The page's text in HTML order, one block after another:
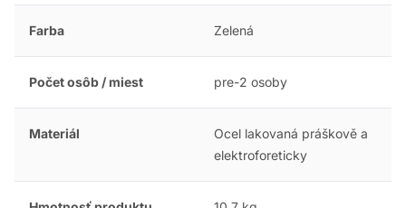
Farba Zelená
Počet osôb / miest pre-2 osoby
Materiál
Ocel lakovaná práškově a
elektroforeticky